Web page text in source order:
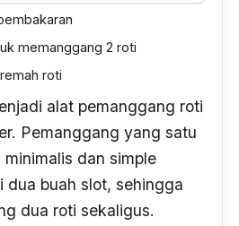
memanggang 2 roti
roti
alat pemanggang roti
Pemanggang yang satu
dan simple
dua buah slot, sehingga
dua roti sekaligus.